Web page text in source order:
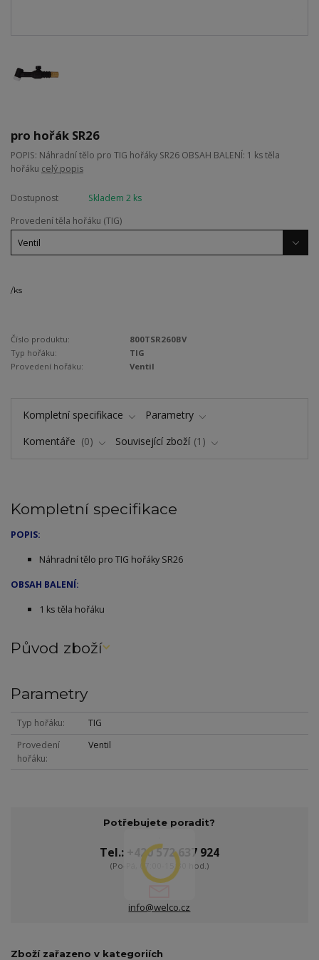
pro hořák SR26
POPIS: Náhradní tělo pro TIG hořáky SR26 OBSAH BALENÍ: 1 ks těla
hořáku celý popis
Dostupnost
Skladem 2 ks
Provedení těla hořáku (TIG)
/ks
Číslo produktu:
800TSR260BV
Typ hořáku:
TIG
Provedení hořáku:
Ventil
Kompletní specifikace
Parametry
Komentáře
0 Související zboží 1
Kompletní specifikace
POPIS:
Náhradní tělo pro TIG hořáky SR26
OBSAH BALENÍ:
1 ks těla hořáku
Původ zboží
Parametry
Typ hořáku
TIG
Provedení
hořáku
Ventil
Potřebujete poradit?
Tel.: +420 572 637 924
(Po-Pá, 07:00-15:30 hod.)
info@welco.cz
Zboží zařazeno v kategoriích